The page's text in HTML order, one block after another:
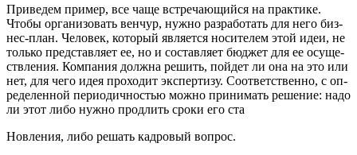
Приведем пример, все чаще встречающийся на практике.
Чтобы организовать венчур, нужно разработать для него биз­
нес-план. Человек, который является носителем этой идеи, не
только представляет ее, но и составляет бюджет для ее осуще­
ствления. Компания должна решить, пойдет ли она на это или
нет, для чего идея проходит экспертизу. Соответственно, с оп­
ределенной периодичностью можно принимать решение: надо
ли этот либо нужно продлить сроки его ста­
Новления, либо решать кадровый вопрос.